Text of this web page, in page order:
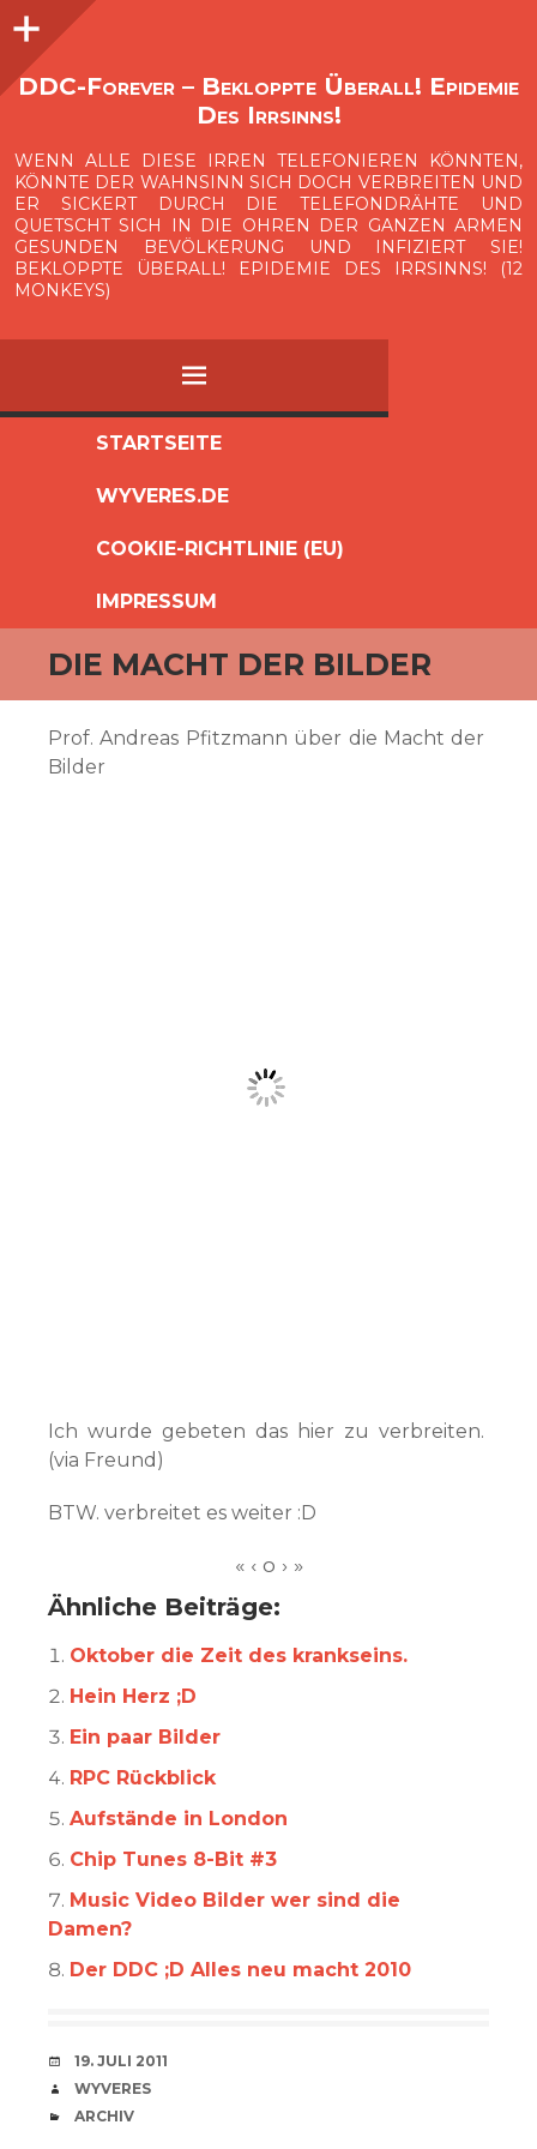
O
p
e
n
i
d
e
b
a
DDC-Forever – Bekloppte Überall! Epidemie
Des Irrsinns!
WENN ALLE DIESE IRREN TELEFONIEREN KÖNNTEN,
KÖNNTE DER WAHNSINN SICH DOCH VERBREITEN UND
ER SICKERT DURCH DIE TELEFONDRÄHTE UND
QUETSCHT SICH IN DIE OHREN DER GANZEN ARMEN
GESUNDEN BEVÖLKERUNG UND INFIZIERT SIE!
BEKLOPPTE ÜBERALL! EPIDEMIE DES IRRSINNS! (12
MONKEYS)
MENÜ
SPRINGEN
STARTSEITE
WYVERES.DE
COOKIE-RICHTLINIE (EU)
IMPRESSUM
Seitenleiste
DIE MACHT DER BILDER
Prof. Andreas Pfitzmann über die Macht der
Bilder
Ich wurde gebeten das hier zu verbreiten.
(via Freund)
BTW. verbreitet es weiter :D
Ähnliche Beiträge:
Oktober die Zeit des krankseins.
Hein Herz ;D
Ein paar Bilder
RPC Rückblick
Aufstände in London
Chip Tunes 8-Bit #3
Music Video Bilder wer sind die
Damen?
Der DDC ;D Alles neu macht 2010
VERABREDUNG
19. JULI 2011
VERFASSER
WYVERES
CATEGORIES
ARCHIV